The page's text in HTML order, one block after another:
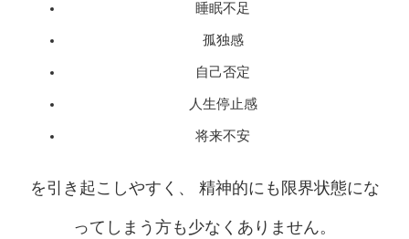
睡眠不足
孤独感
自己否定
人生停止感
将来不安
を引き起こしやすく、 精神的にも限界状態にな
ってしまう方も少なくありません。